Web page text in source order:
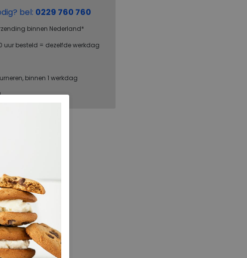
bel: 0229 760 760
binnen Nederland*
uur besteld = dezelfde werkdag
binnen 1 werkdag
Leer
ja